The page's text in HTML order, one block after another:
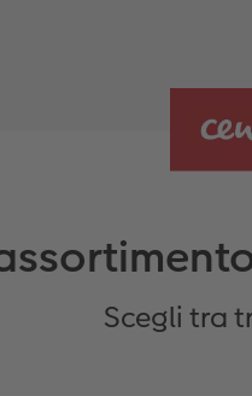
Scegli tra